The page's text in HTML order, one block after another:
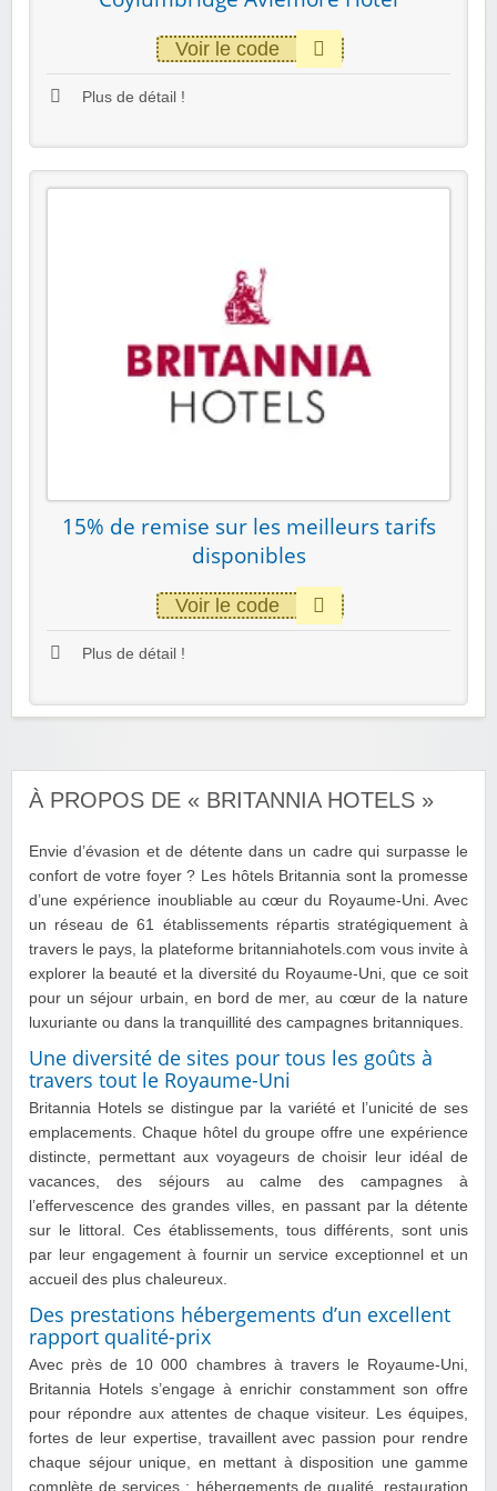
Voir le code
Plus de détail !
15% de remise sur les meilleurs tarifs
disponibles
Voir le code
Plus de détail !
À PROPOS DE « BRITANNIA HOTELS »
Envie d’évasion et de détente dans un cadre qui surpasse le
confort de votre foyer ? Les hôtels Britannia sont la promesse
d’une expérience inoubliable au cœur du Royaume-Uni. Avec
un réseau de 61 établissements répartis stratégiquement à
travers le pays, la plateforme britanniahotels.com vous invite à
explorer la beauté et la diversité du Royaume-Uni, que ce soit
pour un séjour urbain, en bord de mer, au cœur de la nature
luxuriante ou dans la tranquillité des campagnes britanniques.
Une diversité de sites pour tous les goûts à
travers tout le Royaume-Uni
Britannia Hotels se distingue par la variété et l’unicité de ses
emplacements. Chaque hôtel du groupe offre une expérience
distincte, permettant aux voyageurs de choisir leur idéal de
vacances, des séjours au calme des campagnes à
l’effervescence des grandes villes, en passant par la détente
sur le littoral. Ces établissements, tous différents, sont unis
par leur engagement à fournir un service exceptionnel et un
accueil des plus chaleureux.
Des prestations hébergements d’un excellent
rapport qualité-prix
Avec près de 10 000 chambres à travers le Royaume-Uni,
Britannia Hotels s’engage à enrichir constamment son offre
pour répondre aux attentes de chaque visiteur. Les équipes,
fortes de leur expertise, travaillent avec passion pour rendre
chaque séjour unique, en mettant à disposition une gamme
complète de services : hébergements de qualité, restauration